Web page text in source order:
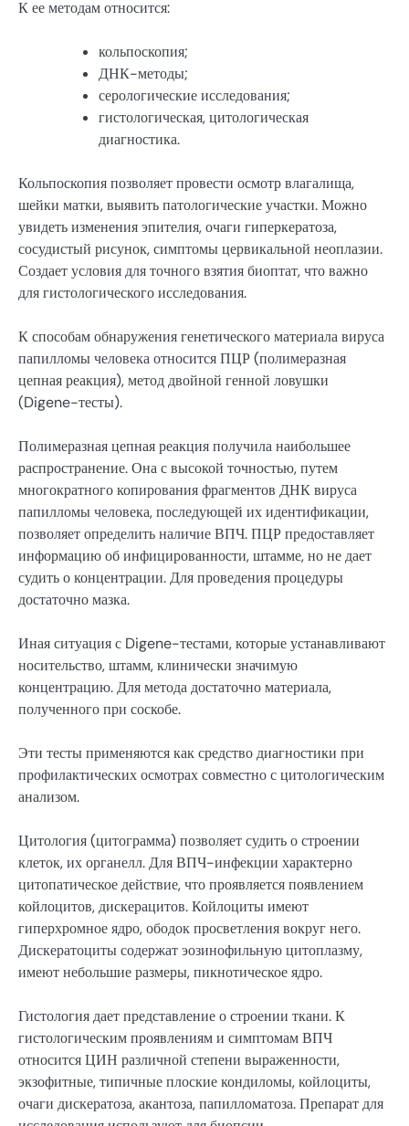
К ее методам относится:
кольпоскопия;
ДНК-методы;
серологические исследования;
гистологическая, цитологическая
диагностика.
Кольпоскопия позволяет провести осмотр влагалища,
шейки матки, выявить патологические участки. Можно
увидеть изменения эпителия, очаги гиперкератоза,
сосудистый рисунок, симптомы цервикальной неоплазии.
Создает условия для точного взятия биоптат, что важно
для гистологического исследования.
К способам обнаружения генетического материала вируса
папилломы человека относится ПЦР (полимеразная
цепная реакция), метод двойной генной ловушки
(Digene-тесты).
Полимеразная цепная реакция получила наибольшее
распространение. Она с высокой точностью, путем
многократного копирования фрагментов ДНК вируса
папилломы человека, последующей их идентификации,
позволяет определить наличие ВПЧ. ПЦР предоставляет
информацию об инфицированности, штамме, но не дает
судить о концентрации. Для проведения процедуры
достаточно мазка.
Иная ситуация с Digene-тестами, которые устанавливают
носительство, штамм, клинически значимую
концентрацию. Для метода достаточно материала,
полученного при соскобе.
Эти тесты применяются как средство диагностики при
профилактических осмотрах совместно с цитологическим
анализом.
Цитология (цитограмма) позволяет судить о строении
клеток, их органелл. Для ВПЧ-инфекции характерно
цитопатическое действие, что проявляется появлением
койлоцитов, дискерацитов. Койлоциты имеют
гиперхромное ядро, ободок просветления вокруг него.
Дискератоциты содержат эозинофильную цитоплазму,
имеют небольшие размеры, пикнотическое ядро.
Гистология дает представление о строении ткани. К
гистологическим проявлениям и симптомам ВПЧ
относится ЦИН различной степени выраженности,
экзофитные, типичные плоские кондиломы, койлоциты,
очаги дискератоза, акантоза, папилломатоза. Препарат для